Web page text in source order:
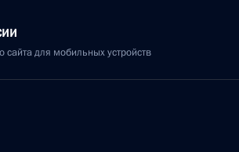
сайта для мобильных устройств